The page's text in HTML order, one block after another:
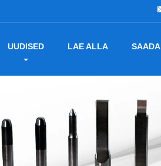
UUDISED LAE ALLA